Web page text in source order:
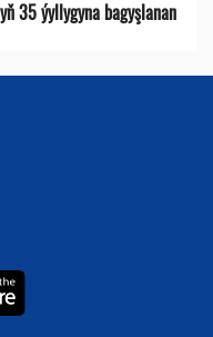
35 ýyllygyna bagyşlanan